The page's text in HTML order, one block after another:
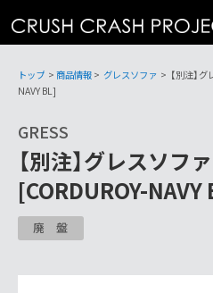
テ
トップ > 商品情報> グレスソファ > 【別注】
NAVY BL]
GRESS
【別注】グレスソフ
[CORDUROY-NAVY
廃盤